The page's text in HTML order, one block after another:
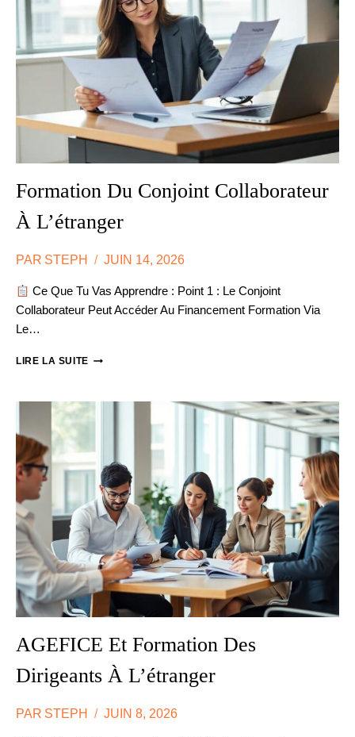
Formation Du Conjoint Collaborateur
À L’étranger
PAR STEPH JUIN 14, 2026
Ce Que Tu Vas Apprendre : Point 1 : Le Conjoint
Collaborateur Peut Accéder Au Financement Formation Via
Le…
LIRE LA SUITEFORMATION
COLLABORATEUR
AGEFICE Et Formation Des
Dirigeants À L’étranger
PAR STEPH JUIN 8, 2026